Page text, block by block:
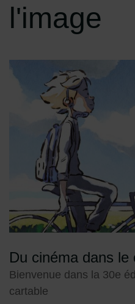
l'image
Sommaire de
Du cinéma dans le
Bienvenue dans la 30e
cartable